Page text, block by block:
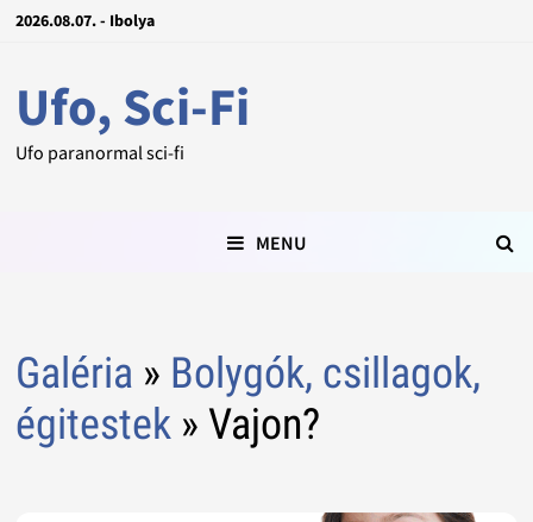
2026.08.07. - Ibolya
Ufo, Sci-Fi
Ufo paranormal sci-fi
MENU
Galéria » Bolygók, csillagok,
égitestek» Vajon?